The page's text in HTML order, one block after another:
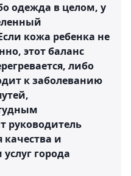
одежда в целом, у
кожа ребенка не
этот баланс
либо
к заболеванию
руководитель
качества и
города